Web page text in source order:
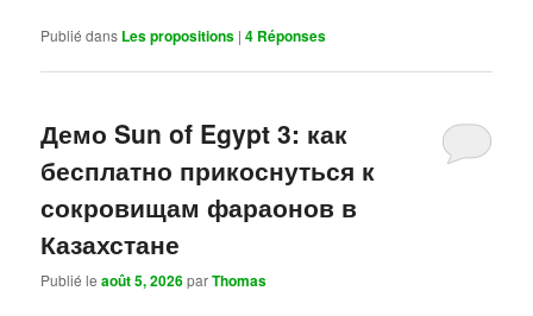
Publié dans Les propositions |4 Réponses
Демо Sun of Egypt 3: как
бесплатно прикоснуться к
сокровищам фараонов в
Казахстане
Publié leaoût 5, 2026parThomas